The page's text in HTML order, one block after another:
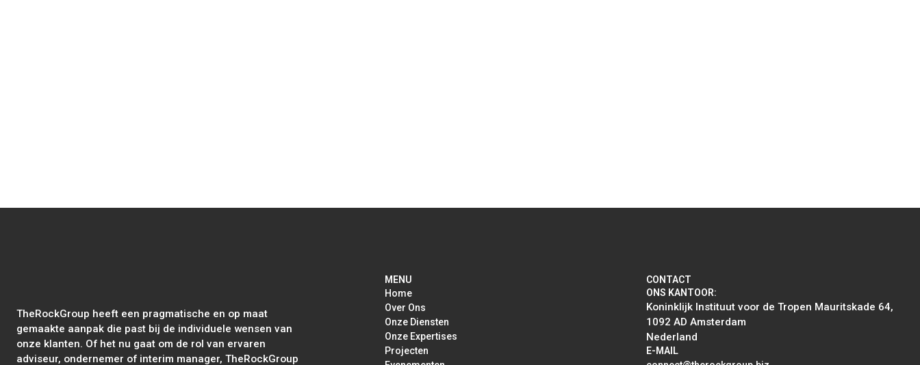
TheRockGroup heeft een pragmatische en op maat
gemaakte aanpak die past bij de individuele wensen van
onze klanten. Of het nu gaat om de rol van ervaren
adviseur, ondernemer of interim manager, TheRockGroup
MENU
Home
Over Ons
Onze Diensten
Onze Expertises
Projecten
CONTACT
ONS KANTOOR:
Koninklijk Instituut voor de Tropen Mauritskade 64,
1092 AD Amsterdam
Nederland
E-MAIL